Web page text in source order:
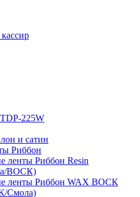
225W
и сатин
Риббон
ленты Риббон Resin
ВОСК)
ленты Риббон WAX ВОСК
Смола)